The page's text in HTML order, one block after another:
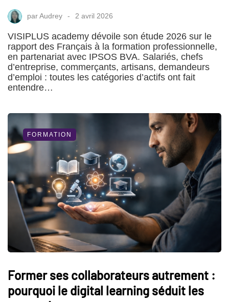
parAudrey 2 avril 2026
VISIPLUS academy dévoile son étude 2026 sur le
rapport des Français à la formation professionnelle,
en partenariat avec IPSOS BVA. Salariés, chefs
d’entreprise, commerçants, artisans, demandeurs
d’emploi : toutes les catégories d’actifs ont fait
entendre…
FORMATION
Former ses collaborateurs autrement :
pourquoi le digital learning séduit les